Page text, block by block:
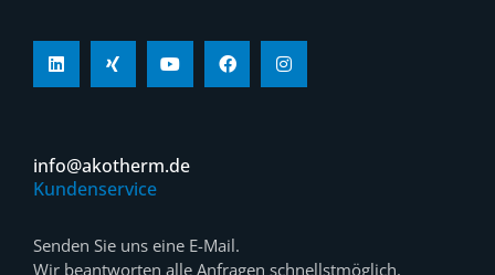
info@akotherm.de
Kundenservice
Senden Sie uns eine E-Mail.
Wir beantworten alle Anfragen schnellstmöglich.